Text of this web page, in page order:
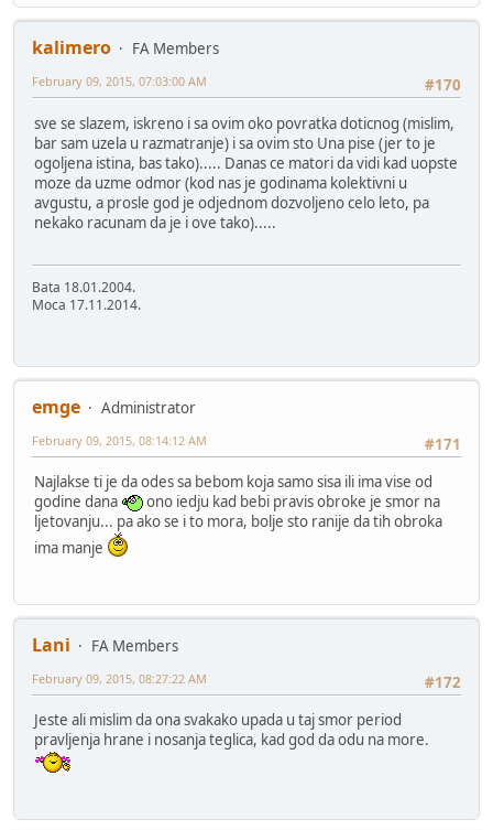
kalimero
FA Members
#170
February 09, 2015, 07:03:00 AM
sve se slazem, iskreno i sa ovim oko povratka doticnog (mislim,
bar sam uzela u razmatranje) i sa ovim sto Una pise (jer to je
ogoljena istina, bas tako)..... Danas ce matori da vidi kad uopste
moze da uzme odmor (kod nas je godinama kolektivni u
avgustu, a prosle god je odjednom dozvoljeno celo leto, pa
nekako racunam da je i ove tako).....
Bata 18.01.2004.
Moca 17.11.2014.
emge
Administrator
#171
February 09, 2015, 08:14:12 AM
Najlakse ti je da odes sa bebom koja samo sisa ili ima vise od
godine dana
ono iedju kad bebi pravis obroke je smor na
ljetovanju... pa ako se i to mora, bolje sto ranije da tih obroka
ima manje
Lani
FA Members
#172
February 09, 2015, 08:27:22 AM
Jeste ali mislim da ona svakako upada u taj smor period
pravljenja hrane i nosanja teglica, kad god da odu na more.